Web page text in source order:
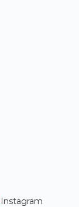
Instagram